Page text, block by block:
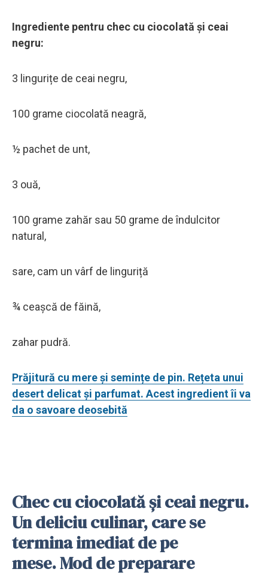
Ingrediente pentru chec cu ciocolată și ceai
negru:
3 lingurițe de ceai negru,
100 grame ciocolată neagră,
½ pachet de unt,
3 ouă,
100 grame zahăr sau 50 grame de îndulcitor
natural,
sare, cam un vârf de linguriță
¾ ceașcă de făină,
zahar pudră.
Prăjitură cu mere și semințe de pin. Rețeta unui
desert delicat și parfumat. Acest ingredient îi va
da o savoare deosebită
Chec cu ciocolată și ceai negru.
Un deliciu culinar, care se
termina imediat de pe
mese. Mod de preparare